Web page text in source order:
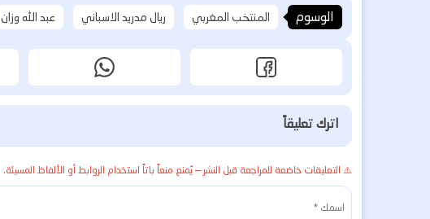
الوسوم المنتخب المغربي ريال مدريد الاسباني عبد الله وزان
اترك تعليقاً
⚠️ التعليقات خاضعة للمراجعة قبل النشر — يُمنع منعاً باتاً استخدام الروابط أو الألفاظ المسيئة.